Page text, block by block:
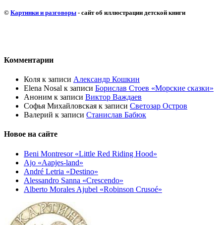
© Картинки и разговоры - сайт об иллюстрации детской книги
Комментарии
Коля к записи Александр Кошкин
Elena Nosal к записи Борислав Стоев «Морские сказки»
Аноним к записи Виктор Важдаев
Софья Михайловская к записи Светозар Остров
Валерий к записи Станислав Бабюк
Новое на сайте
Beni Montresor «Little Red Riding Hood»
Ajo «Aapjes-land»
André Letria «Destino»
Alessandro Sanna «Crescendo»
Alberto Morales Ajubel «Robinson Crusoé»